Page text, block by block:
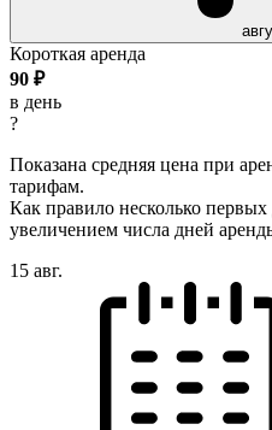
Короткая аренда
90 ₽
в день
?
Показана средняя цена при
тарифам.
Как правило несколько
увеличением числа дней
15 авг.